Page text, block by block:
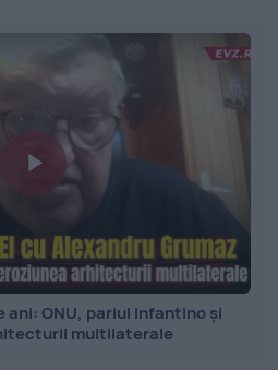
ani: ONU, pariul Infantino și
multilaterale